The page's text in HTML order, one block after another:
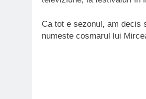
Ca tot e sezonul, am decis
numeste cosmarul lui